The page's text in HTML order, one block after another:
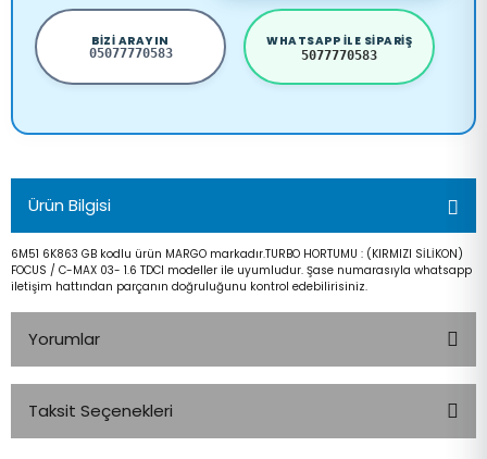
BIZI ARAYIN
05077770583
WHATSAPP ILE SIPARIŞ
5077770583
Ürün Bilgisi
6M51 6K863 GB kodlu ürün MARGO markadır.TURBO HORTUMU : (KIRMIZI SİLİKON)
FOCUS / C-MAX 03- 1.6 TDCI modeller ile uyumludur. Şase numarasıyla whatsapp
iletişim hattından parçanın doğruluğunu kontrol edebilirisiniz.
Yorumlar
Taksit Seçenekleri